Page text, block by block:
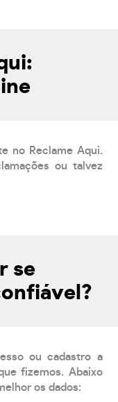
no Reclame Aqui.
ou talvez
se
ou cadastro a
fizemos. Abaixo
os dados: